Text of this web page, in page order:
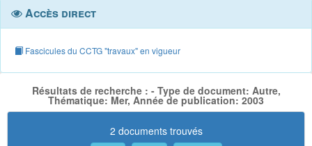
Accès direct
Fascicules du CCTG "travaux" en vigueur
Résultats de recherche : - Type de document: Autre,
Thématique: Mer, Année de publication: 2003
2 documents trouvés